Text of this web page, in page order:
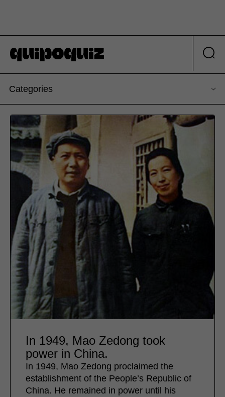
Categories
In 1949, Mao Zedong took
power in China.
In 1949, Mao Zedong proclaimed the
establishment of the People’s Republic of
China. He remained in power until his